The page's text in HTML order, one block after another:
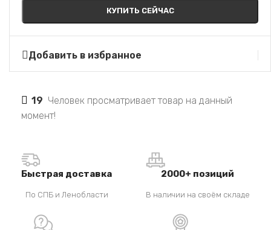
КУПИТЬ СЕЙЧАС
Добавить в избранное
19 Человек просматривает товар на данный
момент!
Быстрая доставка
По СПБ и Ленобласти
2000+ позиций
В наличии на своём складе